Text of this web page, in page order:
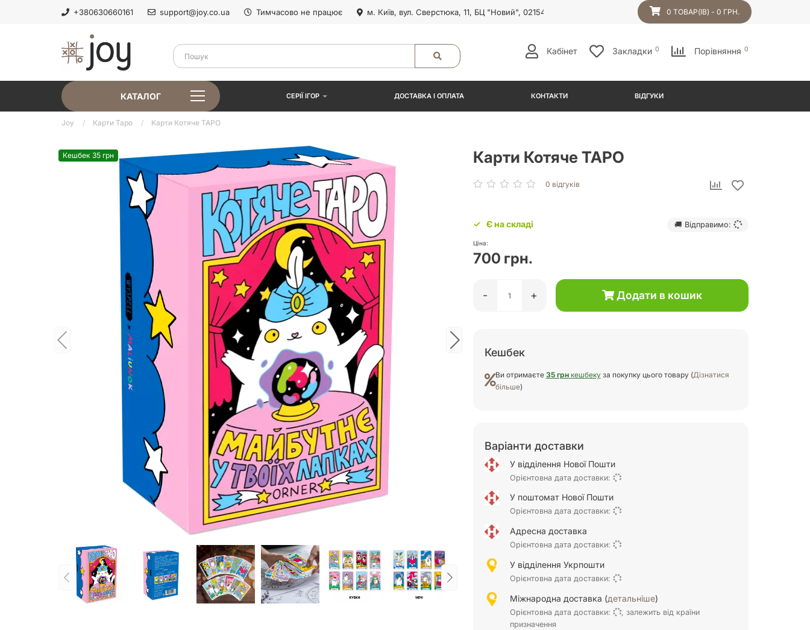
+380630660161 support@joy.co.ua Тимчасово не працює м. Київ, вул. Сверстюка, 11, БЦ "Новий", 02154 0 ТОВАР(ІВ) - 0 ГРН.
Кабінет Закладки 0 Порівняння 0
КАТАЛОГ СЕРІЇ ІГОР ДОСТАВКА І ОПЛАТА КОНТАКТИ ВІДГУКИ
Joy Карти Таро Карти Котяче ТАРО
Кешбек 35 грн Карти Котяче ТАРО
0 відгуків
Є на складі 🚚 Відправимо:
Ціна:
700 грн.
- + Додати в кошик
Кешбек
Ви отримаєте 35 грнкешбекуза покупку цього товару (Дізнатися
більше)
Варіанти доставки
У відділення Нової Пошти
Орієнтовна дата доставки:
У поштомат Нової Пошти
Орієнтовна дата доставки:
Адресна доставка
Орієнтовна дата доставки:
У відділення Укрпошти
Орієнтовна дата доставки:
Міжнародна доставка (детальніше)
Орієнтовна дата доставки:
, залежить від країни
призначення